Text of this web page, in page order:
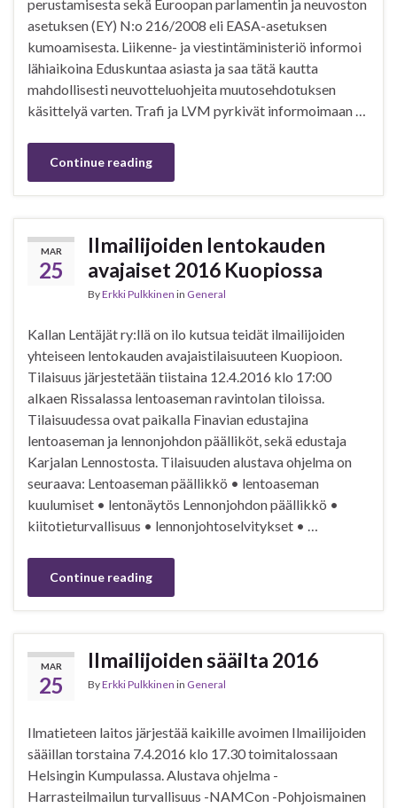
perustamisesta sekä Euroopan parlamentin ja neuvoston
asetuksen (EY) N:o 216/2008 eli EASA-asetuksen
kumoamisesta. Liikenne- ja viestintäministeriö informoi
lähiaikoina Eduskuntaa asiasta ja saa tätä kautta
mahdollisesti neuvotteluohjeita muutosehdotuksen
käsittelyä varten. Trafi ja LVM pyrkivät informoimaan …
Continue reading
MAR
25
Ilmailijoiden lentokauden
avajaiset 2016 Kuopiossa
ByErkki Pulkkinen in General
Kallan Lentäjät ry:llä on ilo kutsua teidät ilmailijoiden
yhteiseen lentokauden avajaistilaisuuteen Kuopioon.
Tilaisuus järjestetään tiistaina 12.4.2016 klo 17:00
alkaen Rissalassa lentoaseman ravintolan tiloissa.
Tilaisuudessa ovat paikalla Finavian edustajina
lentoaseman ja lennonjohdon päälliköt, sekä edustaja
Karjalan Lennostosta. Tilaisuuden alustava ohjelma on
seuraava: Lentoaseman päällikkö • lentoaseman
kuulumiset • lentonäytös Lennonjohdon päällikkö •
kiitotieturvallisuus • lennonjohtoselvitykset • …
Continue reading
MAR
25
Ilmailijoiden sääilta 2016
ByErkki Pulkkinen in General
Ilmatieteen laitos järjestää kaikille avoimen Ilmailijoiden
sääillan torstaina 7.4.2016 klo 17.30 toimitalossaan
Helsingin Kumpulassa. Alustava ohjelma -
Harrasteilmailun turvallisuus -NAMCon -Pohjoismainen